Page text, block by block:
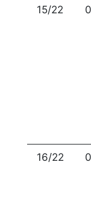
15/22
16/22